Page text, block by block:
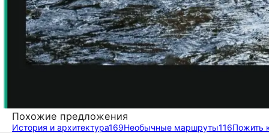
Похожие предложения
История и архитектура169Необычные маршруты116Пожить